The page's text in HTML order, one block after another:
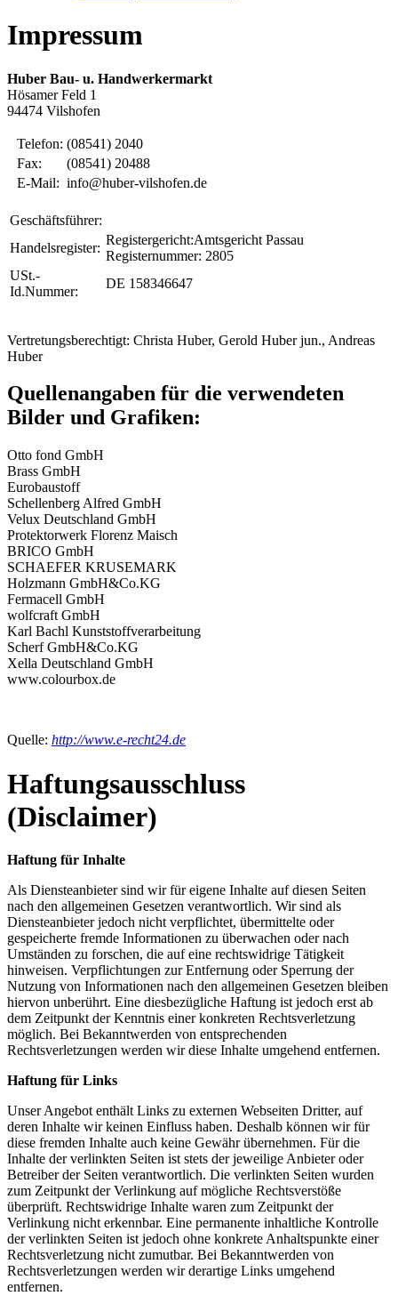
Impressum
Huber Bau- u. Handwerkermarkt
Hösamer Feld 1
94474 Vilshofen
Telefon: (08541) 2040
Fax:
(08541) 20488
E-Mail: info@huber-vilshofen.de
Geschäftsführer:
Handelsregister:
Registergericht:Amtsgericht Passau
Registernummer: 2805
USt.-
Id.Nummer:
DE 158346647
Vertretungsberechtigt: Christa Huber, Gerold Huber jun., Andreas
Huber
Quellenangaben für die verwendeten
Bilder und Grafiken:
Otto fond GmbH
Brass GmbH
Eurobaustoff
Schellenberg Alfred GmbH
Velux Deutschland GmbH
Protektorwerk Florenz Maisch
BRICO GmbH
SCHAEFER KRUSEMARK
Holzmann GmbH&Co.KG
Fermacell GmbH
wolfcraft GmbH
Karl Bachl Kunststoffverarbeitung
Scherf GmbH&Co.KG
Xella Deutschland GmbH
www.colourbox.de
Quelle: http://www.e-recht24.de
Haftungsausschluss
(Disclaimer)
Haftung für Inhalte
Als Diensteanbieter sind wir für eigene Inhalte auf diesen Seiten
nach den allgemeinen Gesetzen verantwortlich. Wir sind als
Diensteanbieter jedoch nicht verpflichtet, übermittelte oder
gespeicherte fremde Informationen zu überwachen oder nach
Umständen zu forschen, die auf eine rechtswidrige Tätigkeit
hinweisen. Verpflichtungen zur Entfernung oder Sperrung der
Nutzung von Informationen nach den allgemeinen Gesetzen bleiben
hiervon unberührt. Eine diesbezügliche Haftung ist jedoch erst ab
dem Zeitpunkt der Kenntnis einer konkreten Rechtsverletzung
möglich. Bei Bekanntwerden von entsprechenden
Rechtsverletzungen werden wir diese Inhalte umgehend entfernen.
Haftung für Links
Unser Angebot enthält Links zu externen Webseiten Dritter, auf
deren Inhalte wir keinen Einfluss haben. Deshalb können wir für
diese fremden Inhalte auch keine Gewähr übernehmen. Für die
Inhalte der verlinkten Seiten ist stets der jeweilige Anbieter oder
Betreiber der Seiten verantwortlich. Die verlinkten Seiten wurden
zum Zeitpunkt der Verlinkung auf mögliche Rechtsverstöße
überprüft. Rechtswidrige Inhalte waren zum Zeitpunkt der
Verlinkung nicht erkennbar. Eine permanente inhaltliche Kontrolle
der verlinkten Seiten ist jedoch ohne konkrete Anhaltspunkte einer
Rechtsverletzung nicht zumutbar. Bei Bekanntwerden von
Rechtsverletzungen werden wir derartige Links umgehend
entfernen.